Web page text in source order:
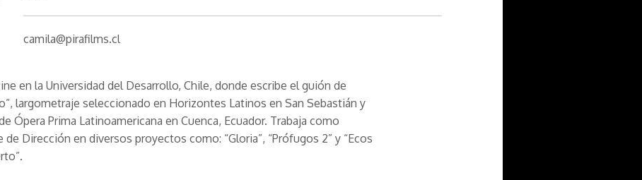
camila@pirafilms.cl
en la Universidad del Desarrollo, Chile, donde escribe el guión de
largometraje seleccionado en Horizontes Latinos en San Sebastián y
Ópera Prima Latinoamericana en Cuenca, Ecuador. Trabaja como
de Dirección en diversos proyectos como: “Gloria”, “Prófugos 2” y “Ecos